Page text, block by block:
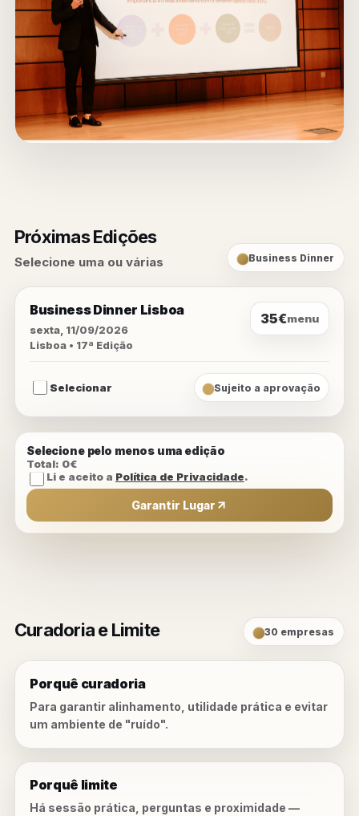
Próximas Edições
Selecione uma ou várias Business Dinner
Business Dinner Lisboa
sexta, 11/09/2026
Lisboa • 17ª Edição
35€menu
Selecionar Sujeito a aprovação
Selecione pelo menos uma edição
Total: 0€
Li e aceito a Política de Privacidade.
Garantir Lugar
Curadoria e Limite 30 empresas
Porquê curadoria
Para garantir alinhamento, utilidade prática e evitar
um ambiente de "ruído".
Porquê limite
Há sessão prática, perguntas e proximidade —